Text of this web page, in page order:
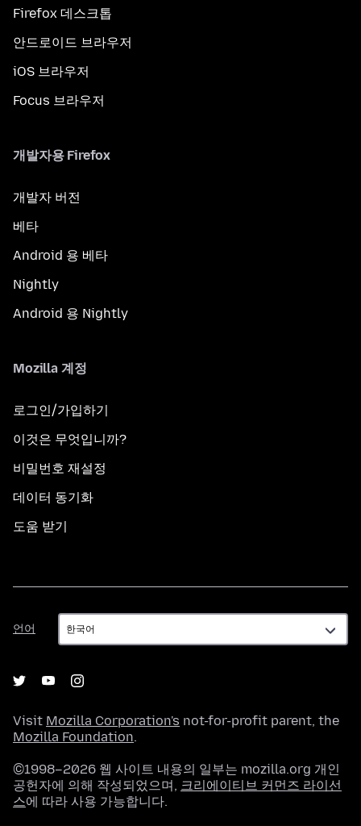
Firefox 데스크톱
안드로이드 브라우저
iOS 브라우저
Focus 브라우저
개발자용 Firefox
개발자 버전
베타
Android 용 베타
Nightly
Android 용 Nightly
Mozilla 계정
로그인/가입하기
이것은 무엇입니까?
비밀번호 재설정
데이터 동기화
도움 받기
언어
언
어
Visit Mozilla Corporation's not-for-profit parent, the
Mozilla Foundation.
©1998–2026 웹 사이트 내용의 일부는 mozilla.org 개인
공헌자에 의해 작성되었으며, 크리에이티브 커먼즈 라이선
스에 따라 사용 가능합니다.